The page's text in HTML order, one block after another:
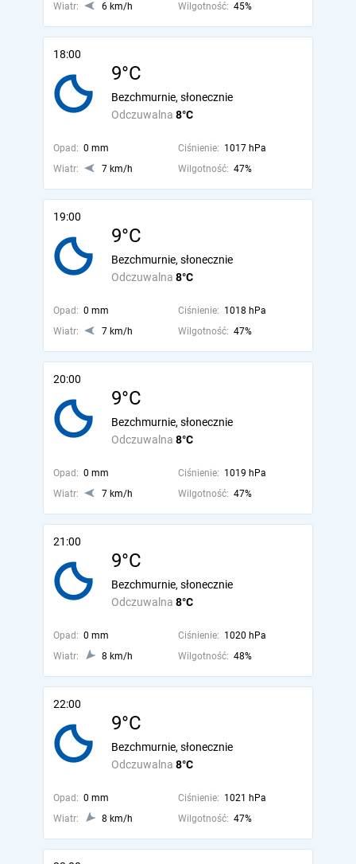
Wiatr:
6 km/h Wilgotność: 45%
18:00
9°C
Odczuwalna 8°C
Bezchmurnie, słonecznie
Opad: 0 mm Ciśnienie: 1017 hPa
Wiatr:
7 km/h Wilgotność: 47%
19:00
9°C
Odczuwalna 8°C
Bezchmurnie, słonecznie
Opad: 0 mm Ciśnienie: 1018 hPa
Wiatr:
7 km/h Wilgotność: 47%
20:00
9°C
Odczuwalna 8°C
Bezchmurnie, słonecznie
Opad: 0 mm Ciśnienie: 1019 hPa
Wiatr:
7 km/h Wilgotność: 47%
21:00
9°C
Odczuwalna 8°C
Bezchmurnie, słonecznie
Opad: 0 mm Ciśnienie: 1020 hPa
Wiatr:
8 km/h Wilgotność: 48%
22:00
9°C
Odczuwalna 8°C
Bezchmurnie, słonecznie
Opad: 0 mm Ciśnienie: 1021 hPa
Wiatr:
8 km/h Wilgotność: 47%